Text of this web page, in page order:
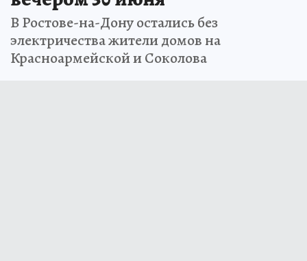
В Ростове-на-Дону остались без
электричества жители домов на
Красноармейской и Соколова